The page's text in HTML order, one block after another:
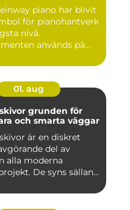
piano har blivit
för pianohantverk
nivå.
används på
01. aug
för
och smarta väggar
är en diskret
del av
alla moderna
De syns sällan